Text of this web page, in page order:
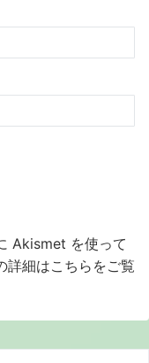
Akismet を使って
詳細はこちらをご覧